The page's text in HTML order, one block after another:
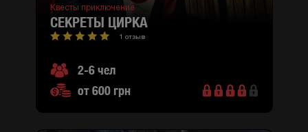
Квесты приключение
СЕКРЕТЫ ЦИРКА
1 отзыв
2-6 чел
от 600 грн